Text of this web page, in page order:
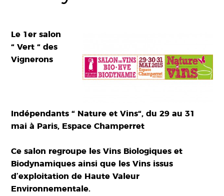
Le 1er salon
“ Vert “ des
Vignerons
Indépendants “ Nature et Vins“, du 29 au 31
mai à Paris, Espace Champerret
Ce salon regroupe les Vins Biologiques et
Biodynamiques ainsi que les Vins issus
dʼexploitation de Haute Valeur
Environnementale.